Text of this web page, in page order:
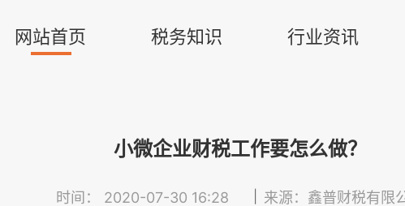
网站首页 税务知识 行业资讯
小微企业财税工作要怎么做？
时间： 2020-07-30 16:28 来源：鑫普财税有限